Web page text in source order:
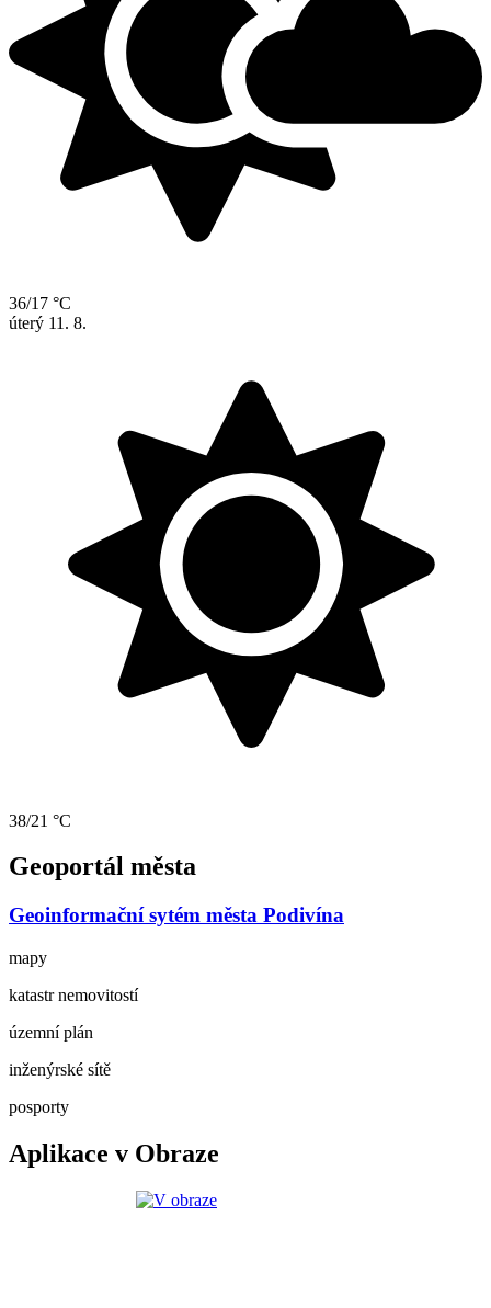
36/17 °C
úterý 11. 8.
38/21 °C
Geoportál města
Geoinformační sytém města Podivína
mapy
katastr nemovitostí
územní plán
inženýrské sítě
posporty
Aplikace v Obraze